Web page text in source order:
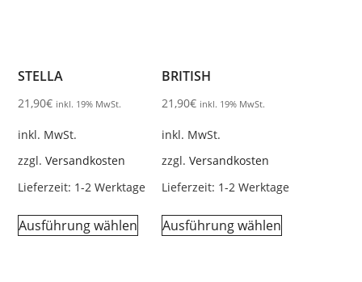
STELLA
21,90€ inkl. 19% MwSt.
inkl. MwSt.
zzgl.Versandkosten
Lieferzeit: 1-2 Werktage
Ausführung wählen
BRITISH
21,90€ inkl. 19% MwSt.
inkl. MwSt.
zzgl.Versandkosten
Lieferzeit: 1-2 Werktage
Ausführung wählen